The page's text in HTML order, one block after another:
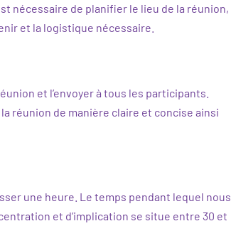
nécessaire de planifier le lieu de la réunion,
et la logistique nécessaire.
et l’envoyer à tous les participants.
réunion de manière claire et concise ainsi
une heure. Le temps pendant lequel nous
et d’implication se situe entre 30 et